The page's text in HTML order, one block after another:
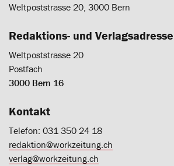
Weltpoststrasse 20, 3000 Bern
Redaktions- und Verlagsadresse
Weltpoststrasse 20
Postfach
3000 Bern 16
Kontakt
Telefon: 031 350 24 18
redaktion@workzeitung.ch
verlag@workzeitung.ch